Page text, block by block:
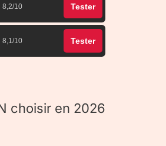
8,2/10 Tester
8,1/10 Tester
choisir en 2026